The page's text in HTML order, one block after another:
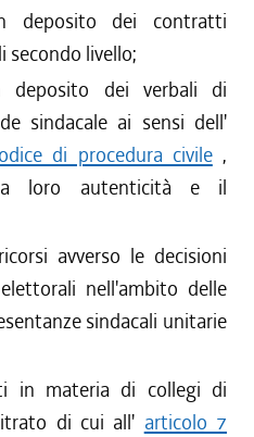
deposito dei contratti
secondo livello;
deposito dei verbali di
sindacale ai sensi dell'
di procedura civile,
loro autenticità e il
avverso le decisioni
nell'ambito delle
sindacali unitarie
in materia di collegi di
di cui all' articolo 7